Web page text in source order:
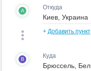
A Откуда
+ Добавить пункт
B Куда